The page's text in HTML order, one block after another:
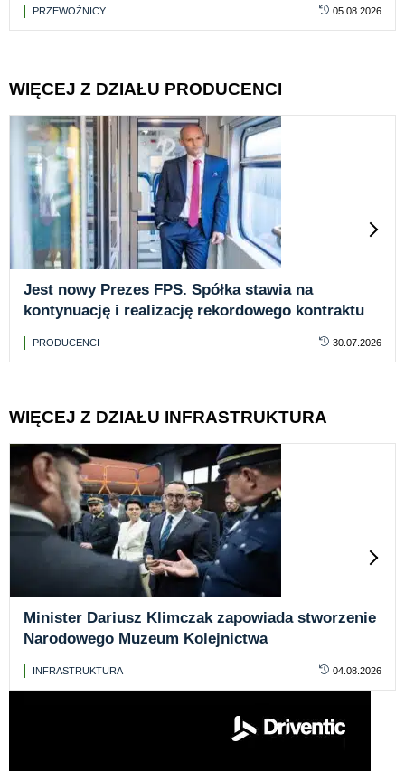
PRZEWOŹNICY 05.08.2026
WIĘCEJ Z DZIAŁU PRODUCENCI
Jest nowy Prezes FPS. Spółka stawia na
kontynuację i realizację rekordowego kontraktu
PRODUCENCI 30.07.2026
WIĘCEJ Z DZIAŁU INFRASTRUKTURA
Minister Dariusz Klimczak zapowiada stworzenie
Narodowego Muzeum Kolejnictwa
INFRASTRUKTURA 04.08.2026